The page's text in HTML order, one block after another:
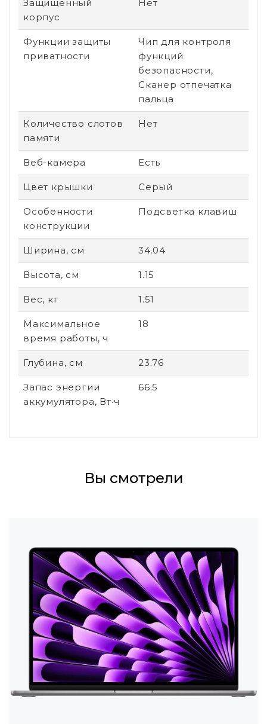
Защищенный
корпус
Нет
Функции защиты
приватности
Чип для контроля
функций
безопасности,
Сканер отпечатка
пальца
Количество слотов
памяти
Нет
Веб-камера Есть
Цвет крышки Серый
Особенности
конструкции
Подсветка клавиш
Ширина, см 34.04
Высота, см 1.15
Вес, кг 1.51
Максимальное
время работы, ч
18
Глубина, см 23.76
Запас энергии
аккумулятора, Вт·ч
66.5
Вы смотрели